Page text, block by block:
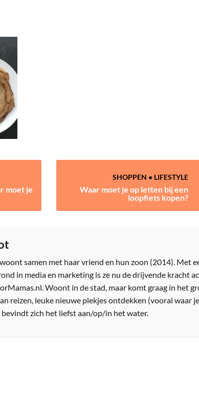
moet je
SHOPPEN • LIFESTYLE
Waar moet je op letten bij een
loopfiets kopen?
samen met haar vriend en hun zoon (2014). Met
in media en marketing is ze nu de drijvende kracht
Woont in de stad, maar komt graag in het
reizen, leuke nieuwe plekjes ontdekken (vooral waar
bevindt zich het liefst aan/op/in het water.